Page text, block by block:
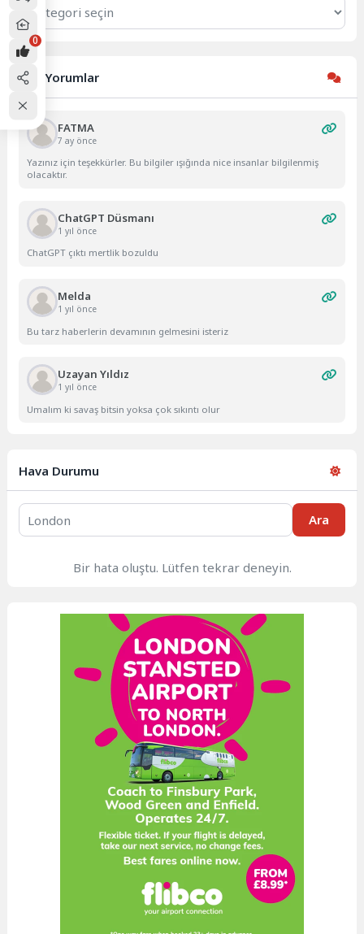
Son Yorumlar
FATMA
7 ay önce
Yazınız için teşekkürler. Bu bilgiler ışığında nice insanlar bilgilenmiş
olacaktır.
ChatGPT Düsmanı
1 yıl önce
ChatGPT çıktı mertlik bozuldu
Melda
1 yıl önce
Bu tarz haberlerin devamının gelmesini isteriz
Uzayan Yıldız
1 yıl önce
Umalım ki savaş bitsin yoksa çok sıkıntı olur
Hava Durumu
Ara
Bir hata oluştu. Lütfen tekrar deneyin.
0